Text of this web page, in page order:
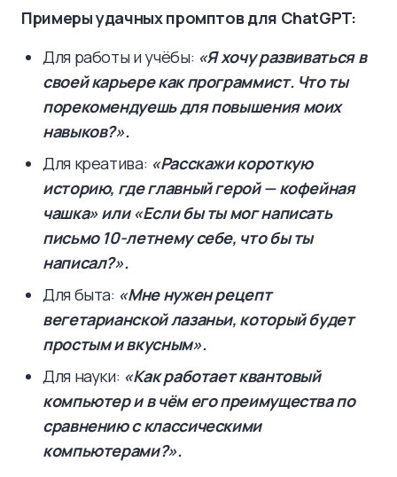
Примеры удачных промптов для ChatGPT:
Для работы и учёбы: «Я хочу развиваться в
своей карьере как программист. Что ты
порекомендуешь для повышения моих
навыков?».
Для креатива: «Расскажи короткую
историю, где главный герой — кофейная
чашка» или «Если бы ты мог написать
письмо 10-летнему себе, что бы ты
написал?».
Для быта: «Мне нужен рецепт
вегетарианской лазаньи, который будет
простым и вкусным».
Для науки: «Как работает квантовый
компьютер и в чём его преимущества по
сравнению с классическими
компьютерами?».